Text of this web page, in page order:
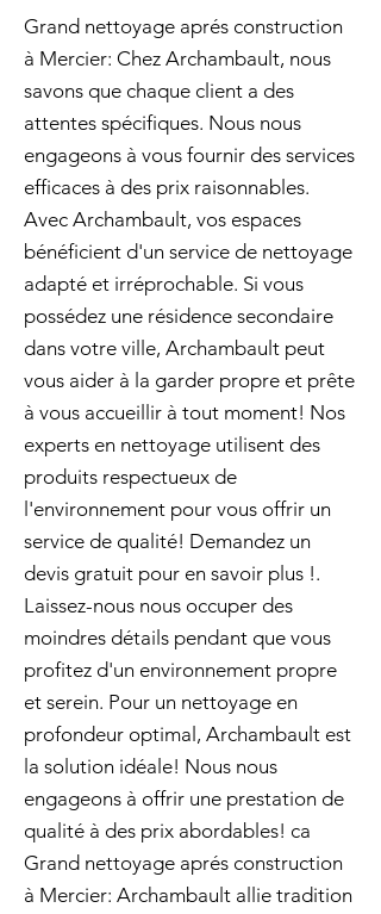
Grand nettoyage aprés construction
à Mercier: Chez Archambault, nous
savons que chaque client a des
attentes spécifiques. Nous nous
engageons à vous fournir des services
efficaces à des prix raisonnables.
Avec Archambault, vos espaces
bénéficient d'un service de nettoyage
adapté et irréprochable. Si vous
possédez une résidence secondaire
dans votre ville, Archambault peut
vous aider à la garder propre et prête
à vous accueillir à tout moment! Nos
experts en nettoyage utilisent des
produits respectueux de
l'environnement pour vous offrir un
service de qualité! Demandez un
devis gratuit pour en savoir plus !.
Laissez-nous nous occuper des
moindres détails pendant que vous
profitez d'un environnement propre
et serein. Pour un nettoyage en
profondeur optimal, Archambault est
la solution idéale! Nous nous
engageons à offrir une prestation de
qualité à des prix abordables! ca
Grand nettoyage aprés construction
à Mercier: Archambault allie tradition